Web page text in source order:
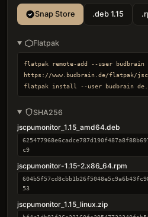
Snap Store .deb 1.15
Flatpak
flatpak remote-add --user budbrain
https://www.budbrain.de/flatpak/
flatpak install --user budbrain
SHA256
jscpumonitor_1.15_amd64.deb
c9
jscpumonitor-1.15-2.x86_64.rpm
53
jscpumonitor_1.15_linux.zip